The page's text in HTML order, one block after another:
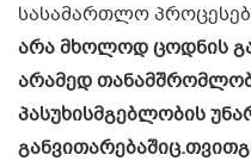
სასამართლო
არა მხოლოდ ცოდნის
არამედ
პასუხისმგებლობის